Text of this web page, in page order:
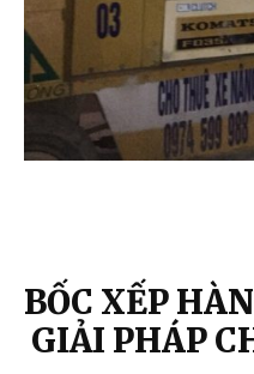
BỐC XẾP
GIẢI PHÁP